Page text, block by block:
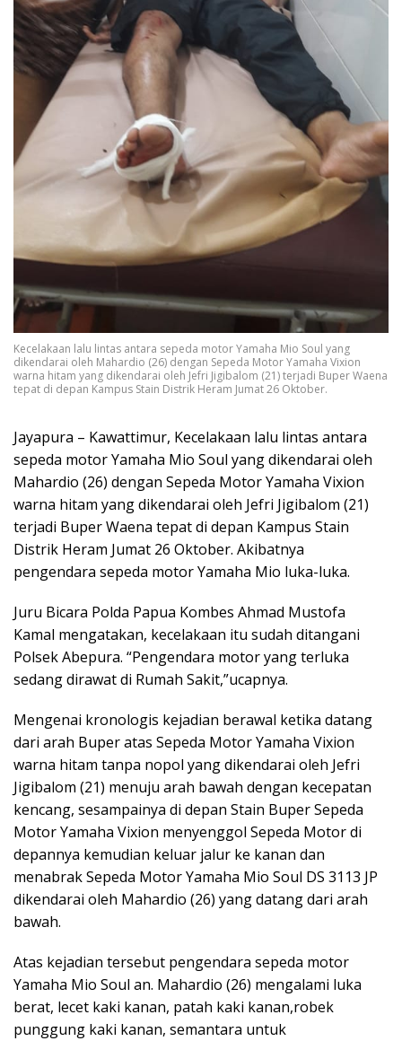
Kecelakaan lalu lintas antara sepeda motor Yamaha Mio Soul yang
dikendarai oleh Mahardio (26) dengan Sepeda Motor Yamaha Vixion
warna hitam yang dikendarai oleh Jefri Jigibalom (21) terjadi Buper Waena
tepat di depan Kampus Stain Distrik Heram Jumat 26 Oktober.
Jayapura – Kawattimur, Kecelakaan lalu lintas antara
sepeda motor Yamaha Mio Soul yang dikendarai oleh
Mahardio (26) dengan Sepeda Motor Yamaha Vixion
warna hitam yang dikendarai oleh Jefri Jigibalom (21)
terjadi Buper Waena tepat di depan Kampus Stain
Distrik Heram Jumat 26 Oktober. Akibatnya
pengendara sepeda motor Yamaha Mio luka-luka.
Juru Bicara Polda Papua Kombes Ahmad Mustofa
Kamal mengatakan, kecelakaan itu sudah ditangani
Polsek Abepura. “Pengendara motor yang terluka
sedang dirawat di Rumah Sakit,”ucapnya.
Mengenai kronologis kejadian berawal ketika datang
dari arah Buper atas Sepeda Motor Yamaha Vixion
warna hitam tanpa nopol yang dikendarai oleh Jefri
Jigibalom (21) menuju arah bawah dengan kecepatan
kencang, sesampainya di depan Stain Buper Sepeda
Motor Yamaha Vixion menyenggol Sepeda Motor di
depannya kemudian keluar jalur ke kanan dan
menabrak Sepeda Motor Yamaha Mio Soul DS 3113 JP
dikendarai oleh Mahardio (26) yang datang dari arah
bawah.
Atas kejadian tersebut pengendara sepeda motor
Yamaha Mio Soul an. Mahardio (26) mengalami luka
berat, lecet kaki kanan, patah kaki kanan,robek
punggung kaki kanan, semantara untuk